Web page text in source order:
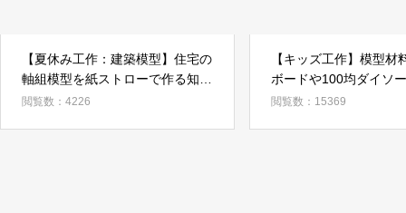
【夏休み工作：建築模型】住宅の
軸組模型を紙ストローで作る知育
工作が大切なたった一つの理由
閲覧数：4226
【キッズ工作】模型材
ボードや100均ダイソ
ードで工作しよう！
閲覧数：15369